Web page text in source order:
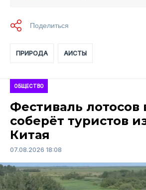
ПРИРОДА АИСТЫ
ОБЩЕСТВО
Фестиваль лотосов
соберёт туристов
Китая
07.08.2026 18:08